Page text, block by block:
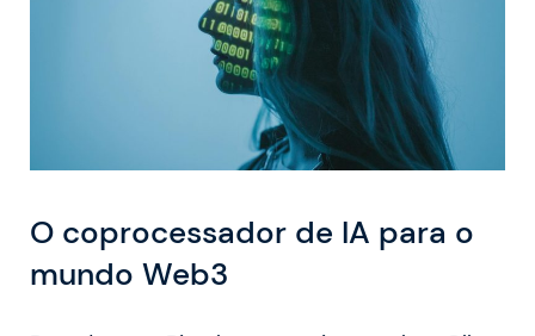
O coprocessador de IA para o
mundo Web3